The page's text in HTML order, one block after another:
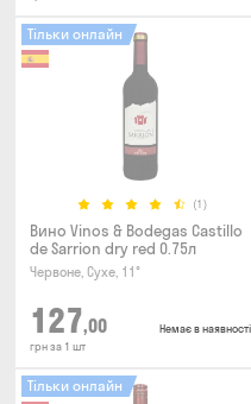
(1)
Тільки онлайн
Вино Vinos & Bodegas Castillo
de Sarrion dry red 0.75л
Червоне, Сухе, 11°
127,00
грн за 1 шт
Немає в наявності
Тільки онлайн